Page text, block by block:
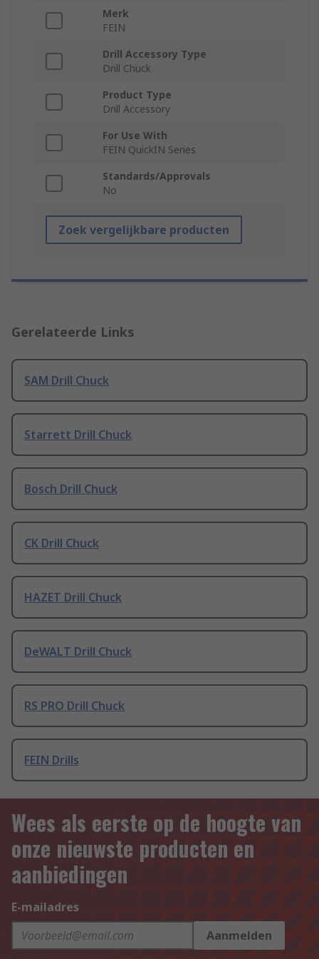
Merk
FEIN
Drill Accessory Type
Drill Chuck
Product Type
Drill Accessory
For Use With
FEIN QuickIN Series
Standards/Approvals
No
Zoek vergelijkbare producten
Gerelateerde Links
SAM Drill Chuck
Starrett Drill Chuck
Bosch Drill Chuck
CK Drill Chuck
HAZET Drill Chuck
DeWALT Drill Chuck
RS PRO Drill Chuck
FEIN Drills
Wees als eerste op de hoogte van
onze nieuwste producten en
aanbiedingen
E-mailadres
Aanmelden